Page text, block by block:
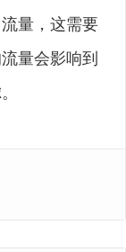
量，这需要
量会影响到